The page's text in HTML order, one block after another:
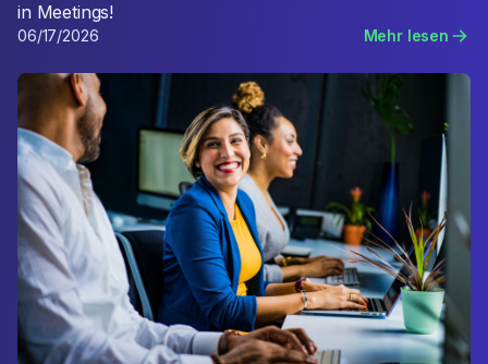
in Meetings!
06/17/2026 Mehr lesen